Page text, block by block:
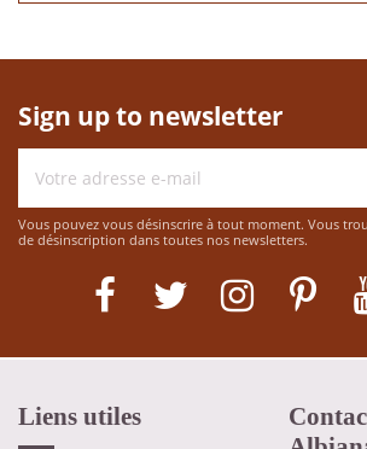
Sign up to newsletter
Vous pouvez vous désinscrire à tout moment. Vous
de désinscription dans toutes nos newsletters.
Liens utiles